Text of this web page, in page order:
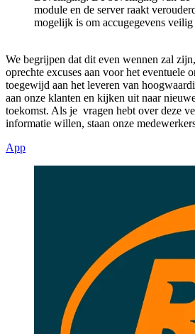
module en de server raakt
mogelijk is om accugegevens veilig
We begrijpen dat dit even wennen zal
oprechte excuses aan voor het eventuele
toegewijd aan het leveren van
aan onze klanten en kijken uit naar
toekomst. Als je vragen hebt over deze
informatie willen, staan onze
App